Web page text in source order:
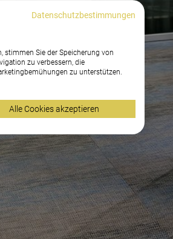
Datenschutzbestimmungen
stimmen Sie der Speicherung von
zu verbessern, die
zu unterstützen.
Alle Cookies akzeptieren